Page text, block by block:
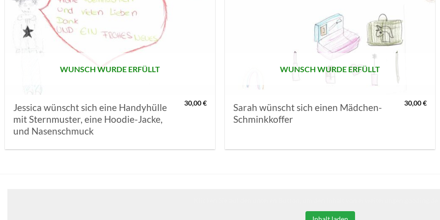
AUF MEINE
MERKLISTE
WUNSCH WURDE ERFÜLLT
Jessica wünscht sich eine Handyhülle
mit Sternmuster, eine Hoodie-Jacke,
und Nasenschmuck
30,00€
AUF MEINE
MERKLISTE
SETZEN
WUNSCH WURDE ERFÜLLT
Sarah wünscht sich einen Mädchen-
Schminkkoffer
30,00€